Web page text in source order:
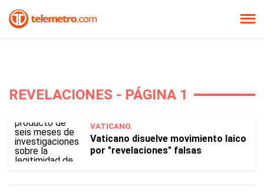
REVELACIONES - PÁGINA 1
VATICANO.
Vaticano disuelve movimiento laico
por "revelaciones" falsas